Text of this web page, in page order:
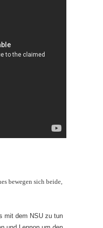
bewegen sich beide,
mit dem NSU zu tun